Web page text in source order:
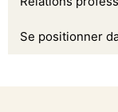
Se positionner